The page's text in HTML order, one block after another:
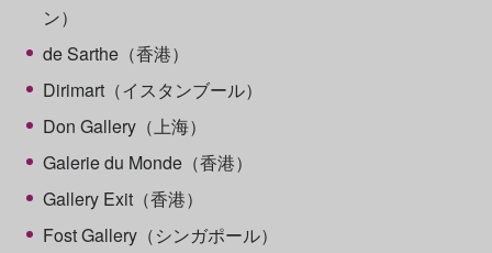
ン）
de Sarthe（香港）
Dirimart（イスタンブール）
Don Gallery（上海）
Galerie du Monde（香港）
Gallery Exit（香港）
Fost Gallery（シンガポール）